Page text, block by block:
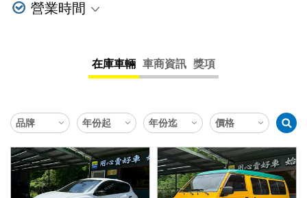
營業時間
星期四
星期五
星期六
星期日
在庫車輛 車商資訊 獎項